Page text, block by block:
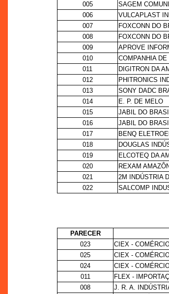
005
SAGEM
006
VULCAPLAST
007
FOXCONN DO
008
FOXCONN DO
009
APROVE
010
COMPANHIA
011
DIGITRON DA
012
PHITRONICS
013
SONY DADC
014
E. P. DE MELO
015
JABIL DO
016
JABIL DO
017
BENQ
018
DOUGLAS
019
ELCOTEQ DA
020
REXAM
021
2M INDÚSTRIA
022
SALCOMP
PARECER
023
CIEX -
025
CIEX -
024
CIEX -
011
FLEX -
008
J. R. A.